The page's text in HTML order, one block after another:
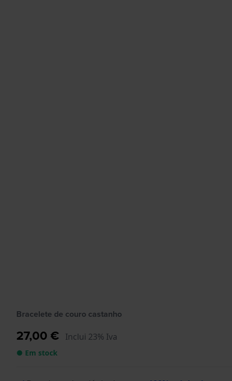
Bracelete de couro castanho
27,00 € Inclui 23% Iva
● Em stock